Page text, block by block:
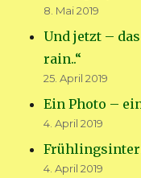
8. Mai 2019
Und jetzt –
rain..“
25. April 2019
Ein Photo –
4. April 2019
4. April 2019